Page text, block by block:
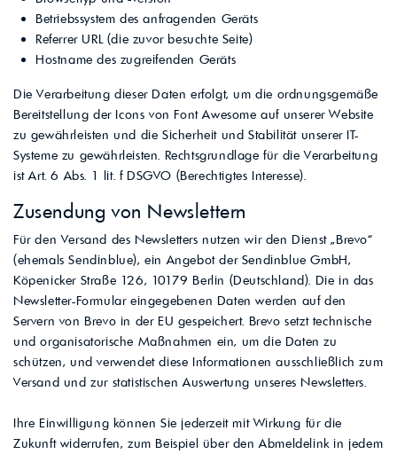
Betriebssystem des anfragenden Geräts
Referrer URL (die zuvor besuchte Seite)
Hostname des zugreifenden Geräts
Die Verarbeitung dieser Daten erfolgt, um die ordnungsgemäße
Bereitstellung der Icons von Font Awesome auf unserer Website
zu gewährleisten und die Sicherheit und Stabilität unserer IT-
Systeme zu gewährleisten. Rechtsgrundlage für die Verarbeitung
ist Art. 6 Abs. 1 lit. f DSGVO (Berechtigtes Interesse).
Zusendung von Newslettern
Für den Versand des Newsletters nutzen wir den Dienst „Brevo“
(ehemals Sendinblue), ein Angebot der Sendinblue GmbH,
Köpenicker Straße 126, 10179 Berlin (Deutschland). Die in das
Newsletter-Formular eingegebenen Daten werden auf den
Servern von Brevo in der EU gespeichert. Brevo setzt technische
und organisatorische Maßnahmen ein, um die Daten zu
schützen, und verwendet diese Informationen ausschließlich zum
Versand und zur statistischen Auswertung unseres Newsletters.
Ihre Einwilligung können Sie jederzeit mit Wirkung für die
Zukunft widerrufen, zum Beispiel über den Abmeldelink in jedem